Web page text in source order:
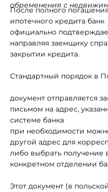
обременения с
После полного погашения
ипотечного кредита банк
официально
направляя заемщику
закрытии кредита.
Стандартный порядок в
документ отправляется
письмом на адрес,
системе банка
при необходимости
другой адрес для
либо выбрать получение
конкретном отделении
Этот документ (в